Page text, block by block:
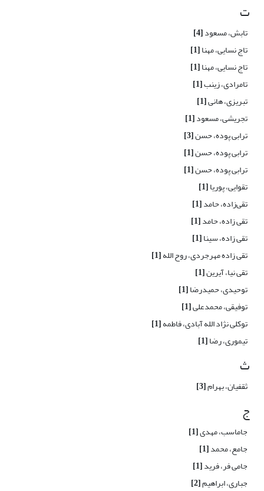
ت
تابش، مسعود[4]
تاج نسایی، مهنا[1]
تاج نسایی، مهنا[1]
تامرادی، زینب[1]
تبریزی، هانی[1]
تجریشی، مسعود[1]
ترابی پوده، حسن[3]
ترابی پوده، حسن[1]
ترابی پوده، حسن[1]
تقوایی، پوریا[1]
تقی‌زاده، حامد[1]
تقی زاده، حامد[1]
تقی زاده، سینا[1]
تقی زاده مهرجردی، روح الله[1]
تقی نیا، آیرین[1]
توحیدی، حمیدرضا[1]
توفیقی، محمدعلی[1]
توکلی نژاد الله آبادی، فاطمه[1]
تیموری، رضا[1]
ث
ثقفیان، بهرام[3]
ج
جاماسب، مهدی[1]
جامع، محمد[1]
جامی فر، فرید[1]
جباری، ابراهیم[2]